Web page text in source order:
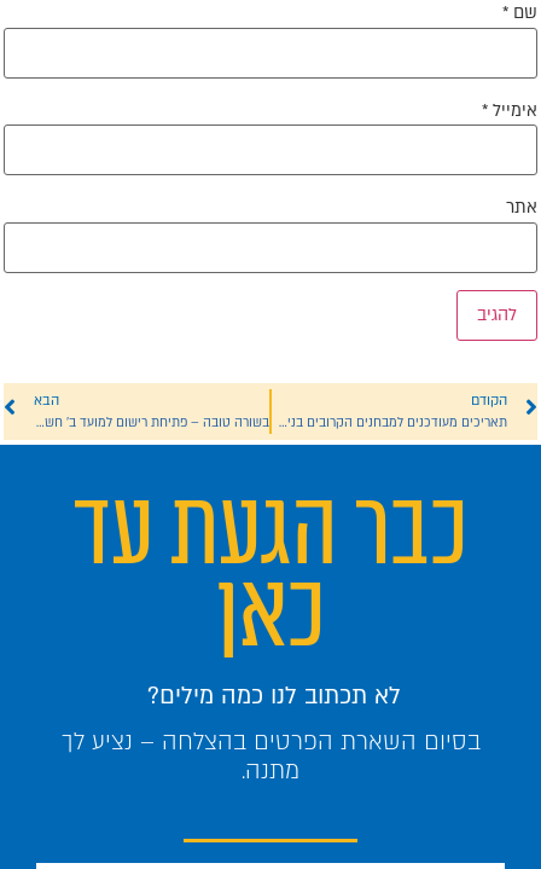
*
הקודם
תאריכים מעודכנים למבחנים הקרובים בניסן תשפ"ב
הבא
בשורה טובה – פתיחת רישום למועד ב' חשוון תשפ"א
כבר הגעת עד
כאן
לא תכתוב לנו כמה מילים?
בסיום השארת הפרטים בהצלחה – נציע לך
מתנה.